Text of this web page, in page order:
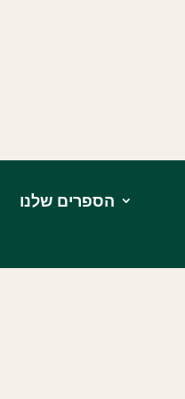
הספרים שלנו